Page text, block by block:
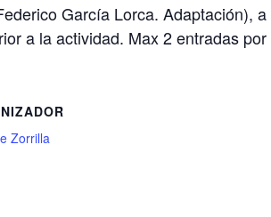
García Lorca. Adaptación),
a la actividad. Max 2 entradas
Zorrilla